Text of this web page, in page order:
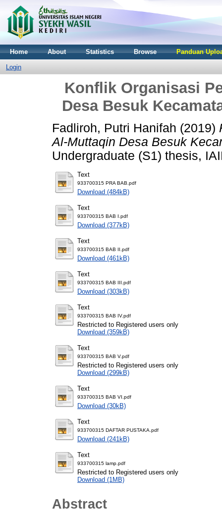
Home About Statistics Browse Panduan
Login
Konflik Organisasi
Desa Besuk
Fadliroh, Putri Hanifah (2019)
Al-Muttaqin Desa Besuk
Undergraduate (S1) thesis,
Text
933700315 PRA BAB.pdf
Download (484kB)
Text
933700315 BAB I.pdf
Download (377kB)
Text
933700315 BAB II.pdf
Download (461kB)
Text
933700315 BAB III.pdf
Download (303kB)
Text
933700315 BAB IV.pdf
Restricted to Registered users only
Download (359kB)
Text
933700315 BAB V.pdf
Restricted to Registered users only
Download (299kB)
Text
933700315 BAB VI.pdf
Download (30kB)
Text
933700315 DAFTAR PUSTAKA.pdf
Download (241kB)
Text
933700315 lamp.pdf
Restricted to Registered users only
Download (1MB)
Abstract